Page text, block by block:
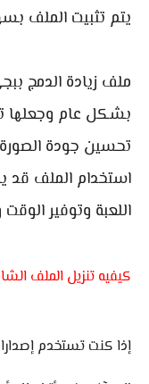
يتم تثبيت الملف
ملف زيادة الدمج
بشكل عام وجعلها
تحسين جودة
استخدام الملف قد
اللعبة وتوفير
كيفيه تنزيل الملف